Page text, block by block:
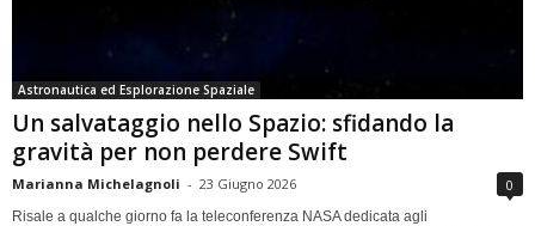
Astronautica ed Esplorazione Spaziale
Un salvataggio nello Spazio: sfidando la
gravità per non perdere Swift
Marianna Michelagnoli - 23 Giugno 2026 0
Risale a qualche giorno fa la teleconferenza NASA dedicata agli